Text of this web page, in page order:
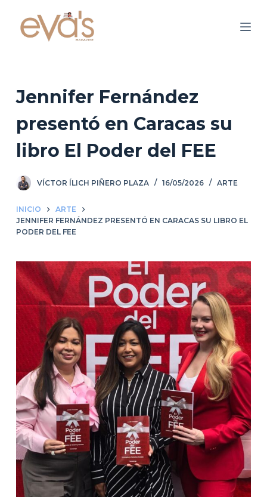
a
n
o
Jennifer Fernández
presentó en Caracas su
libro El Poder del FEE
VÍCTOR ÍLICH PIÑERO PLAZA 16/05/2026 ARTE
INICIO
ARTE
JENNIFER FERNÁNDEZ PRESENTÓ EN CARACAS SU LIBRO EL
PODER DEL FEE